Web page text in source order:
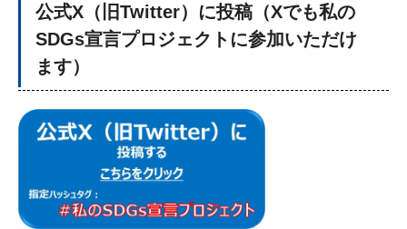
公式X（旧Twitter）に投稿（Xでも私の
SDGs宣言プロジェクトに参加いただけ
ます）